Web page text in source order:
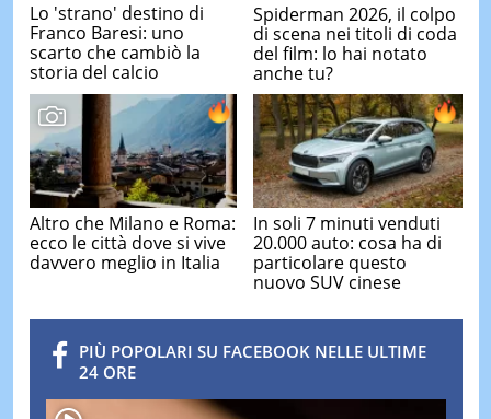
Lo 'strano' destino di
Franco Baresi: uno
scarto che cambiò la
storia del calcio
Spiderman 2026, il colpo
di scena nei titoli di coda
del film: lo hai notato
anche tu?
Altro che Milano e Roma:
ecco le città dove si vive
davvero meglio in Italia
In soli 7 minuti venduti
20.000 auto: cosa ha di
particolare questo
nuovo SUV cinese
PIÙ POPOLARI SU FACEBOOK NELLE ULTIME
24 ORE